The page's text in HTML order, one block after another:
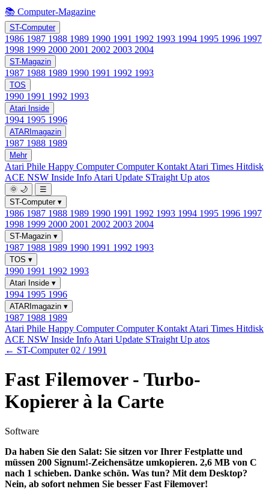
📚 Computer-Magazine
ST-Computer
1986 1987 1988 1989 1990 1991 1992 1993 1994 1995 1996 1997
1998 1999 2000 2001 2002 2003 2004
ST-Magazin
1987 1988 1989 1990 1991 1992 1993
TOS
1990 1991 1992 1993
Atari Inside
1994 1995 1996
ATARImagazin
1987 1988 1989
Mehr
Atari Phile Happy ComputerComputer Kontakt Atari Times Hitdisk
ACE NSW Inside Info Atari Update STraight Up atos
🌞 🌙
☰
ST-Computer ▾
1986 1987 1988 1989 1990 1991 1992 1993 1994 1995 1996 1997
1998 1999 2000 2001 2002 2003 2004
ST-Magazin ▾
1987 1988 1989 1990 1991 1992 1993
TOS ▾
1990 1991 1992 1993
Atari Inside ▾
1994 1995 1996
ATARImagazin ▾
1987 1988 1989
Atari Phile Happy ComputerComputer Kontakt Atari Times Hitdisk
ACE NSW Inside Info Atari Update STraight Up atos
← ST-Computer 02 / 1991
Fast Filemover - Turbo-
Kopierer à la Carte
Software
Da haben Sie den Salat: Sie sitzen vor Ihrer Festplatte und
müssen 200 Signum!-Zeichensätze umkopieren. 2,6 MB von C
nach 1 schieben. Danke schön. Was tun? Mit dem Desktop?
Nein, ab sofort nehmen Sie besser Fast Filemover!